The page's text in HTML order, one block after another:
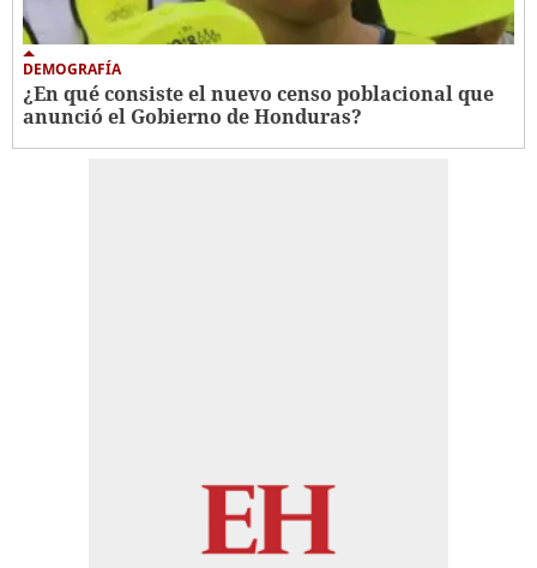
DEMOGRAFÍA
¿En qué consiste el nuevo censo poblacional que
anunció el Gobierno de Honduras?